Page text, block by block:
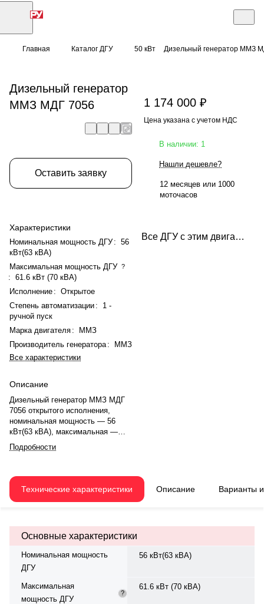
Главная Каталог ДГУ 50 кВт Дизельный генератор ММЗ
Дизельный генератор
ММЗ МДГ 7056
Оставить заявку
Характеристики
Номинальная мощность ДГУ : 56
кВт(63 кВА)
Максимальная мощность ДГУ ?
: 61.6 кВт (70 кВА)
Исполнение : Открытое
Степень автоматизации :
1 -
ручной пуск
Марка двигателя :
ММЗ
Производитель генератора :
ММЗ
Все характеристики
Описание
Дизельный генератор ММЗ МДГ
7056 открытого исполнения,
номинальная мощность — 56
кВт(63 кВА), максимальная —
61.6 кВт (70 кВА). Двигатель
ММЗ Д-246.4, рядное, 4.0-
оборотов. Система охлаждения
— жидкостная. Частота
230/400 В, 50 Гц, . Расход
топлива: 15.6 л/ч при 75%.. Вес
1960×800×1600 мм.
Производство: Белоруссия,
моточасов.
Подробности
1 174 000 ₽
Цена указана с учетом НДС
В наличии: 1
Нашли дешевле?
12 месяцев или 1000
моточасов
Все ДГУ с этим двигателем
Технические характеристики Описание Варианты
Основные характеристики
Номинальная мощность
ДГУ
56 кВт(63 кВА)
Максимальная
мощность ДГУ
?
61.6 кВт (70 кВА)